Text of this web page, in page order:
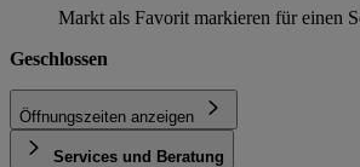
Markt als Favorit markieren für einen
Geschlossen
Öffnungszeiten anzeigen
Services und Beratung